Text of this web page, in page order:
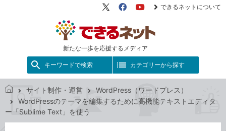
新たな一歩を応援するメディア
X（旧
FacebookYouTube
できるネットについて
キーワードで検索 カテゴリーから探す
で
き
サイト制作・運営
WordPress（ワードプレス）
WordPressのテーマを編集するために高機能テキストエディタ
ー「Sublime Text」を使う